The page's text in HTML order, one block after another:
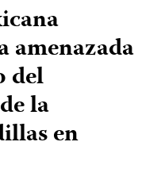
amenazada
del
la
en